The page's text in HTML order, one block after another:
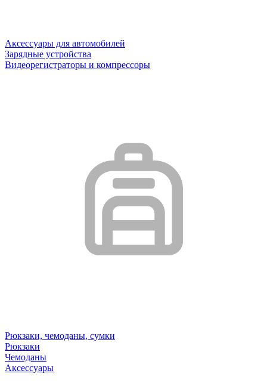
Аксессуары для автомобилей
Зарядные устройства
Видеорегистраторы и компрессоры
Рюкзаки, чемоданы, сумки
Рюкзаки
Чемоданы
Аксессуары